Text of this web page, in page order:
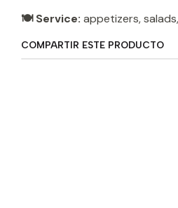
🍽️ Service: appetizers,
COMPARTIR ESTE PRODUCTO